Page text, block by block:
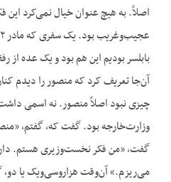
اصلاً. به هیچ عنوان خیال نمی‌کرد
بابلسر بودیم این هم بود و یک عده از
آن‌جا تعریف کرد که منصور را دیدم
چیزی نبود اصلاً منصور. نه اسمی
وزارت‌خارجه بود. گفت که، گفتم،
گفت، «من فکر نخست‌وزیری هستم.
می‌ریزم.» آن‌وقت هزاروسی‌ویک یا